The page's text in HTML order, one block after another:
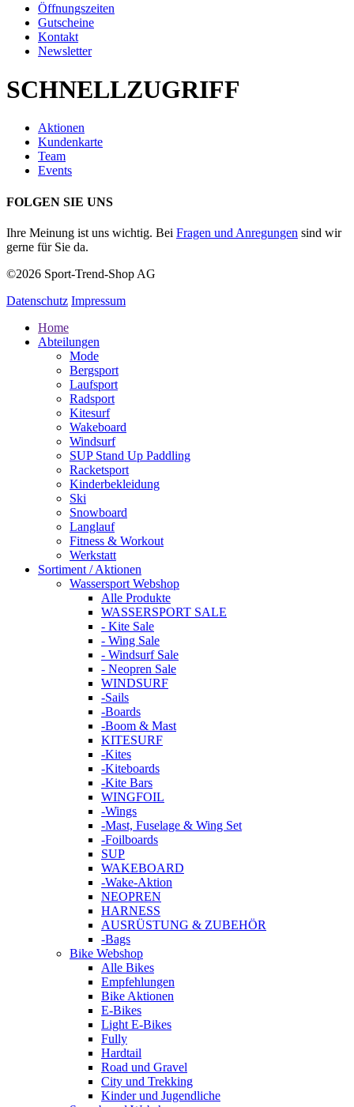
Öffnungszeiten
Gutscheine
Kontakt
Newsletter
SCHNELLZUGRIFF
Aktionen
Kundenkarte
Team
Events
FOLGEN SIE UNS
Ihre Meinung ist uns wichtig. Bei Fragen und Anregungen sind wir
gerne für Sie da.
©2026 Sport-Trend-Shop AG
Datenschutz Impressum
Home
Abteilungen
Mode
Bergsport
Laufsport
Radsport
Kitesurf
Wakeboard
Windsurf
SUP Stand Up Paddling
Racketsport
Kinderbekleidung
Ski
Snowboard
Langlauf
Fitness & Workout
Werkstatt
Sortiment / Aktionen
Wassersport Webshop
Alle Produkte
WASSERSPORT SALE
- Kite Sale
- Wing Sale
- Windsurf Sale
- Neopren Sale
WINDSURF
-Sails
-Boards
-Boom & Mast
KITESURF
-Kites
-Kiteboards
-Kite Bars
WINGFOIL
-Wings
-Mast, Fuselage & Wing Set
-Foilboards
SUP
WAKEBOARD
-Wake-Aktion
NEOPREN
HARNESS
AUSRÜSTUNG & ZUBEHÖR
-Bags
Bike Webshop
Alle Bikes
Empfehlungen
Bike Aktionen
E-Bikes
Light E-Bikes
Fully
Hardtail
Road und Gravel
City und Trekking
Kinder und Jugendliche